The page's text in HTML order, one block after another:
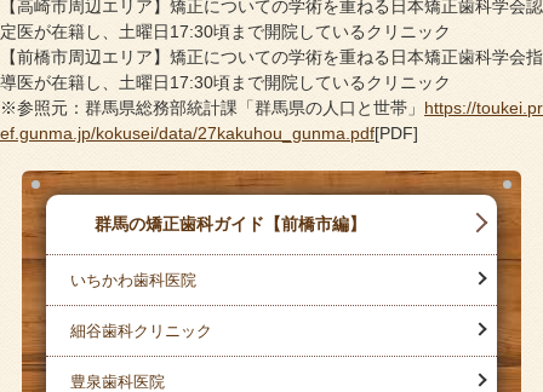
【高崎市周辺エリア】矯正についての学術を重ねる日本矯正歯科学会認
定医が在籍し、土曜日17:30頃まで開院しているクリニック
【前橋市周辺エリア】矯正についての学術を重ねる日本矯正歯科学会指
導医が在籍し、土曜日17:30頃まで開院しているクリニック
※参照元：群馬県総務部統計課「群馬県の人口と世帯」 https://toukei.pr
ef.gunma.jp/kokusei/data/27kakuhou_gunma.pdf[PDF]
群馬の矯正歯科ガイド【前橋市編】
いちかわ歯科医院
細谷歯科クリニック
豊泉歯科医院